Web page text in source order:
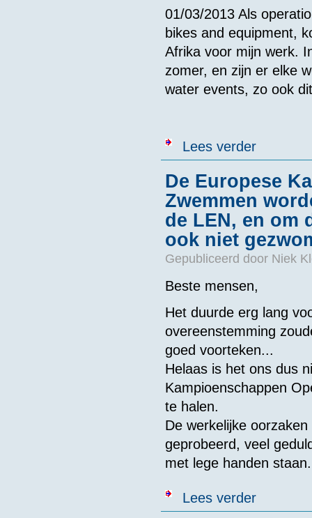
01/03/2013 Als
bikes and equipment,
Afrika voor mijn werk.
zomer, en zijn er elke
water events, zo ook
Lees verderover OW
De Europese
Zwemmen
de LEN, en om
ook niet
Gepubliceerd door Niek
Beste mensen,
Het duurde erg lang
overeenstemming
goed voorteken...
Helaas is het ons dus
Kampioenschappen
te halen.
De werkelijke
geprobeerd, veel
met lege handen staan.
Lees verderover De